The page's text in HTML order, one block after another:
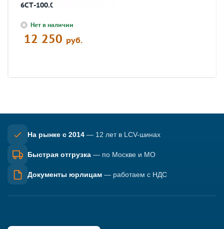
6СТ-100.0
Нет в наличии
12 250 руб.
На рынке с 2014 — 12 лет в LCV-шинах
Быстрая отгрузка — по Москве и МО
Документы юрлицам — работаем с НДС